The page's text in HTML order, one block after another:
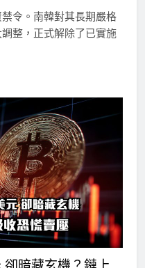
令。南韓對其長期嚴格
整，正式解除了已實施